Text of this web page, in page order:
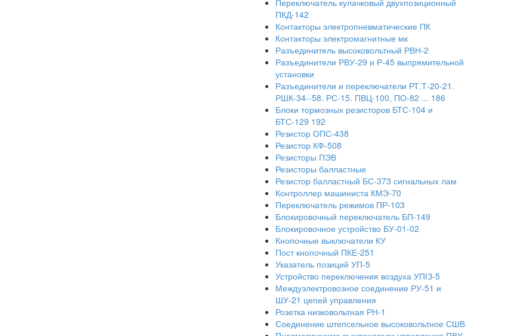
Переключатель кулачковый двухпозиционный
ПКД-142
Контакторы электропневматические ПК
Контакторы электромагнитные мк
Разъединитель высоковольтный РВН-2
Разъединители РВУ-29 и Р-45 выпрямительной
установки
Разъединители и переключатели РТ.Т-20-21.
РШК-34--58. РС-15. ПВЦ-100, ПО-82 ... 186
Блоки тормозных резисторов БТС-104 и
БТС-129 192
Резистор ОПС-438
Резистор КФ-508
Резисторы ПЭВ
Резисторы балластные
Резистор балластный БС-373 сигнальных лам
Контроллер машиниста КМЭ-70
Переключатель режимов ПР-103
Блокировочный переключатель БП-149
Блокировочное устройство БУ-01-02
Кнопочные выключатели КУ
Пост кнопочный ПКЕ-251
Указатель позиций УП-5
Устройство переключения воздуха УПІЗ-5
Междуэлектровозное соединение РУ-51 и
ШУ-21 цепей управления
Розетка низковольтная РН-1
Соединение штепсельное высоковольтное СШВ